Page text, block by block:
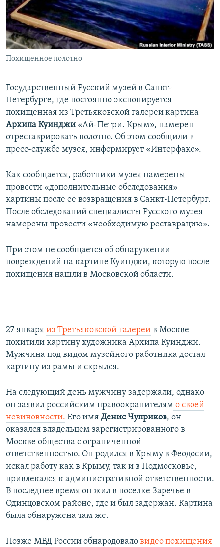
ПОБЕДИТЕЛЕЙ НЕ СУДЯТ?
КРЫМ.НЕПОКОРЕННЫЙ
ELIFBE
УКРАИНСКАЯ ПРОБЛЕМА КРЫМА
ПРИСОЕДИНЯЙТЕСЬ!
Похищенное полотно
Государственный Русский музей в Санкт-
Петербурге, где постоянно экспонируется
похищенная из Третьяковской галереи картина
Архипа Куинджи «Ай-Петри. Крым», намерен
отреставрировать полотно. Об этом сообщили в
пресс-службе музея, информирует «Интерфакс».
Как сообщается, работники музея намерены
провести «дополнительные обследования»
картины после ее возвращения в Санкт-Петербург.
После обследований специалисты Русского музея
намерены провести «необходимую реставрацию».
При этом не сообщается об обнаружении
повреждений на картине Куинджи, которую после
похищения нашли в Московской области.
27 января из Третьяковской галереи в Москве
похитили картину художника Архипа Куинджи.
Мужчина под видом музейного работника достал
картину из рамы и скрылся.
На следующий день мужчину задержали, однако
он заявил российским правоохранителям о своей
невиновности. Его имя Денис Чуприков, он
оказался владельцем зарегистрированного в
Москве общества с ограниченной
ответственностью. Он родился в Крыму в Феодосии,
искал работу как в Крыму, так и в Подмосковье,
привлекался к административной ответственности.
В последнее время он жил в поселке Заречье в
Одинцовском районе, где и был задержан. Картина
была обнаружена там же.
Позже МВД России обнародовало видео похищения